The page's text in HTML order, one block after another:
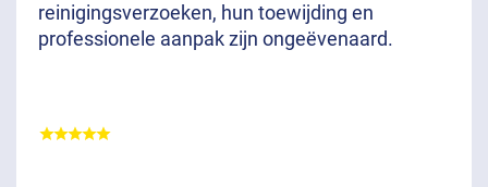
reinigingsverzoeken, hun toewijding en
professionele aanpak zijn ongeëvenaard.